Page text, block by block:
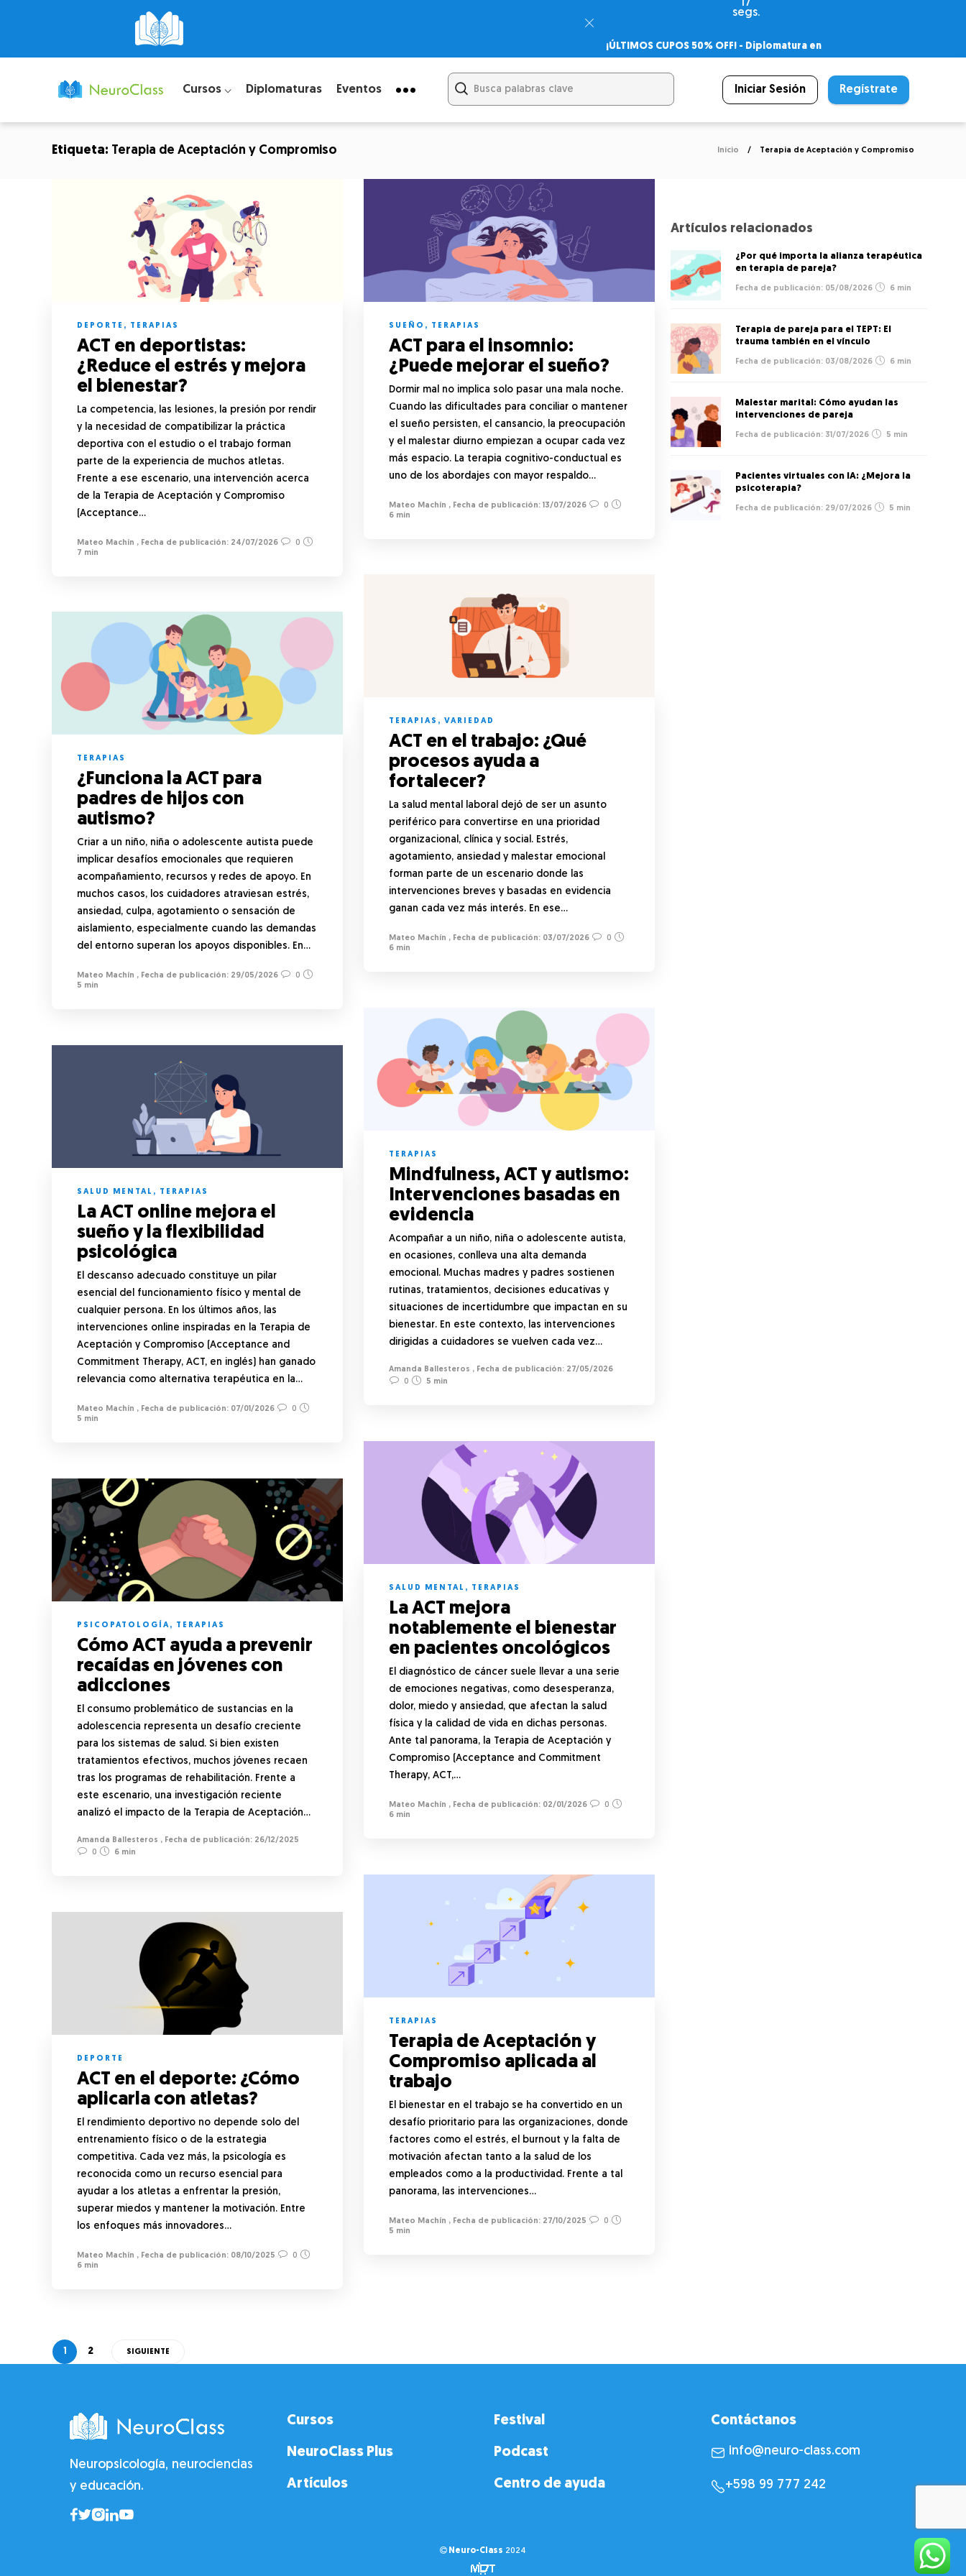
16
segs.
¡ÚLTIMOS CUPOS 50% OFF! - Diplomatura en
– Certificado Universitario
Cursos ⌵ Diplomaturas Eventos Iniciar Sesión Regístrate
Etiqueta: Terapia de Aceptación y Compromiso Inicio Terapia de Aceptación y Compromiso
DEPORTE , TERAPIAS
ACT en deportistas:
¿Reduce el estrés y mejora
el bienestar?
La competencia, las lesiones, la presión por rendir
y la necesidad de compatibilizar la práctica
deportiva con el estudio o el trabajo forman
parte de la experiencia de muchos atletas.
Frente a ese escenario, una intervención acerca
de la Terapia de Aceptación y Compromiso
(Acceptance…
Mateo Machín , 24/07/2026
0
7 min
SUEÑO , TERAPIAS
ACT para el insomnio:
¿Puede mejorar el sueño?
Dormir mal no implica solo pasar una mala noche.
Cuando las dificultades para conciliar o mantener
el sueño persisten, el cansancio, la preocupación
y el malestar diurno empiezan a ocupar cada vez
más espacio. La terapia cognitivo-conductual es
uno de los abordajes con mayor respaldo…
Mateo Machín , 13/07/2026
0
6 min
TERAPIAS , VARIEDAD
ACT en el trabajo: ¿Qué
procesos ayuda a
fortalecer?
La salud mental laboral dejó de ser un asunto
periférico para convertirse en una prioridad
organizacional, clínica y social. Estrés,
agotamiento, ansiedad y malestar emocional
forman parte de un escenario donde las
intervenciones breves y basadas en evidencia
ganan cada vez más interés. En ese…
Mateo Machín , 03/07/2026
0
6 min
TERAPIAS
¿Funciona la ACT para
padres de hijos con
autismo?
Criar a un niño, niña o adolescente autista puede
implicar desafíos emocionales que requieren
acompañamiento, recursos y redes de apoyo. En
muchos casos, los cuidadores atraviesan estrés,
ansiedad, culpa, agotamiento o sensación de
aislamiento, especialmente cuando las demandas
del entorno superan los apoyos disponibles. En…
Mateo Machín , 29/05/2026
0
5 min
TERAPIAS
Mindfulness, ACT y autismo:
Intervenciones basadas en
evidencia
Acompañar a un niño, niña o adolescente autista,
en ocasiones, conlleva una alta demanda
emocional. Muchas madres y padres sostienen
rutinas, tratamientos, decisiones educativas y
situaciones de incertidumbre que impactan en su
bienestar. En este contexto, las intervenciones
dirigidas a cuidadores se vuelven cada vez…
Amanda Ballesteros ,
27/05/2026
0
5 min
SALUD MENTAL , TERAPIAS
La ACT online mejora el
sueño y la flexibilidad
psicológica
El descanso adecuado constituye un pilar
esencial del funcionamiento físico y mental de
cualquier persona. En los últimos años, las
intervenciones online inspiradas en la Terapia de
Aceptación y Compromiso (Acceptance and
Commitment Therapy, ACT, en inglés) han ganado
relevancia como alternativa terapéutica en la…
Mateo Machín , 07/01/2026
0
5 min
SALUD MENTAL , TERAPIAS
La ACT mejora
notablemente el bienestar
en pacientes oncológicos
El diagnóstico de cáncer suele llevar a una serie
de emociones negativas, como desesperanza,
dolor, miedo y ansiedad, que afectan la salud
física y la calidad de vida en dichas personas.
Ante tal panorama, la Terapia de Aceptación y
Compromiso (Acceptance and Commitment
Therapy, ACT,…
Mateo Machín , 02/01/2026
0
6 min
PSICOPATOLOGÍA, TERAPIAS
Cómo ACT ayuda a prevenir
recaídas en jóvenes con
adicciones
El consumo problemático de sustancias en la
adolescencia representa un desafío creciente
para los sistemas de salud. Si bien existen
tratamientos efectivos, muchos jóvenes recaen
tras los programas de rehabilitación. Frente a
este escenario, una investigación reciente
analizó el impacto de la Terapia de Aceptación…
Amanda Ballesteros ,
26/12/2025
0
6 min
TERAPIAS
Terapia de Aceptación y
Compromiso aplicada al
trabajo
El bienestar en el trabajo se ha convertido en un
desafío prioritario para las organizaciones, donde
factores como el estrés, el burnout y la falta de
motivación afectan tanto a la salud de los
empleados como a la productividad. Frente a tal
panorama, las intervenciones…
Mateo Machín , 27/10/2025
0
5 min
DEPORTE
ACT en el deporte: ¿Cómo
aplicarla con atletas?
El rendimiento deportivo no depende solo del
entrenamiento físico o de la estrategia
competitiva. Cada vez más, la psicología es
reconocida como un recurso esencial para
ayudar a los atletas a enfrentar la presión,
superar miedos y mantener la motivación. Entre
los enfoques más innovadores…
Mateo Machín , 08/10/2025
0
6 min
1 2 SIGUIENTE
Artículos relacionados
¿Por qué importa la alianza terapéutica
en terapia de pareja?
05/08/2026 6 min
Terapia de pareja para el TEPT: El
trauma también en el vínculo
03/08/2026 6 min
Malestar marital: Cómo ayudan las
intervenciones de pareja
31/07/2026 5 min
Pacientes virtuales con IA: ¿Mejora la
psicoterapia?
29/07/2026 5 min
Neuropsicología, neurociencias
y educación.
Cursos
NeuroClass Plus
Artículos
Festival
Podcast
Centro de ayuda
Contáctanos
info@neuro-class.com
+598 99 777 242
Neuro-Class 2024